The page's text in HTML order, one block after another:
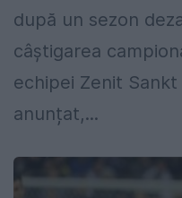
după un sezon
câștigarea
echipei Zenit
anunțat,...